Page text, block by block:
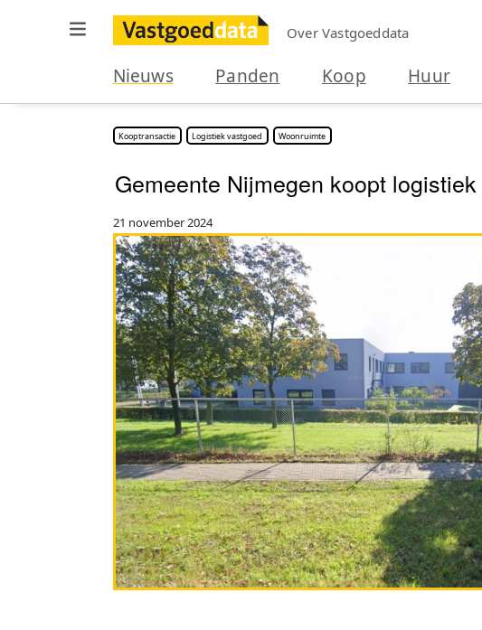
Over Vastgoeddata
Nieuws Panden Koop Huur
Kooptransactie Logistiek vastgoed Woonruimte
Gemeente Nijmegen koopt
21 november 2024